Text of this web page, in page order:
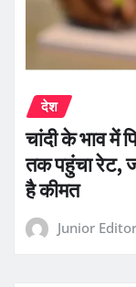
देश
चांदी के भाव में
तक पहुंचा रेट,
है कीमत
Junior